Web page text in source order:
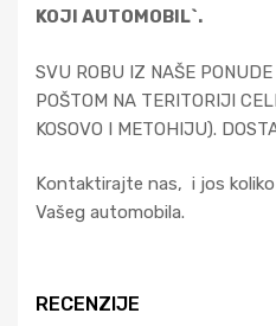
KOJI AUTOMOBIL`.
SVU ROBU IZ NAŠE
POŠTOM NA TERITORIJI
KOSOVO I METOHIJU).
Kontaktirajte nas, i jos
Vašeg automobila.
RECENZIJE